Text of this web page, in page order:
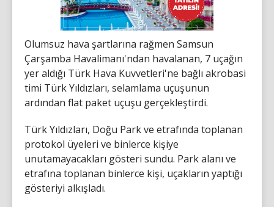
Olumsuz hava şartlarına rağmen Samsun
Çarşamba Havalimanı'ndan havalanan, 7 uçağın
yer aldığı Türk Hava Kuvvetleri'ne bağlı akrobasi
timi Türk Yıldızları, selamlama uçuşunun
ardından flat paket uçuşu gerçekleştirdi.
Türk Yıldızları, Doğu Park ve etrafında toplanan
protokol üyeleri ve binlerce kişiye
unutamayacakları gösteri sundu. Park alanı ve
etrafına toplanan binlerce kişi, uçakların yaptığı
gösteriyi alkışladı.